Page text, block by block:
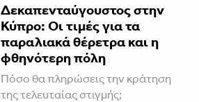
Δεκαπενταύγουστος στην
Κύπρο: Οι τιμές για τα
παραλιακά θέρετρα και η
φθηνότερη πόλη
Πόσο θα πληρώσεις την κράτηση
της τελευταίας στιγμής;